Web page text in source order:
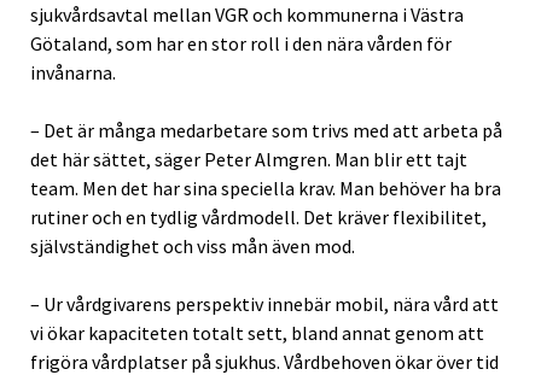
sjukvårdsavtal mellan VGR och kommunerna i Västra
Götaland, som har en stor roll i den nära vården för
invånarna.
– Det är många medarbetare som trivs med att arbeta på
det här sättet, säger Peter Almgren. Man blir ett tajt
team. Men det har sina speciella krav. Man behöver ha bra
rutiner och en tydlig vårdmodell. Det kräver flexibilitet,
självständighet och viss mån även mod.
– Ur vårdgivarens perspektiv innebär mobil, nära vård att
vi ökar kapaciteten totalt sett, bland annat genom att
frigöra vårdplatser på sjukhus. Vårdbehoven ökar över tid